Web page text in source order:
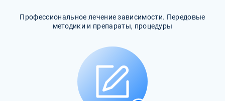
Профессиональное лечение зависимости. Передовые
методики и препараты, процедуры